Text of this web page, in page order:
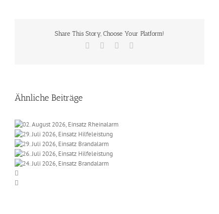
Share This Story, Choose Your Platform!
Facebook
Ähnliche Beiträge